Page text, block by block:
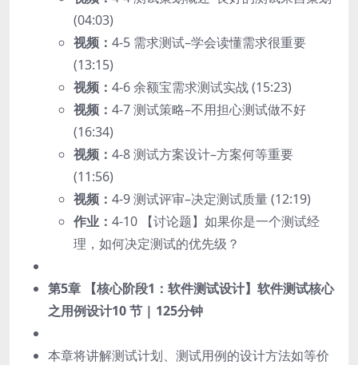
(04:03)
视频： 4-5 需求测试–学会读懂需求很重要
(13:15)
视频： 4-6 余额宝需求测试实战 (15:23)
视频： 4-7 测试策略–不用担心测试做不好
(16:34)
视频： 4-8 测试方案设计–方案何等重要
(11:56)
视频： 4-9 测试评审–决定测试质量 (12:19)
作业： 4-10 【讨论题】如果你是一个测试经
理，如何决定测试的优先级？
第5章 【核心阶段1：软件测试设计】软件测试核心
之用例设计10 节 | 125分钟
本章将讲解测试计划、测试用例的设计方法如等价